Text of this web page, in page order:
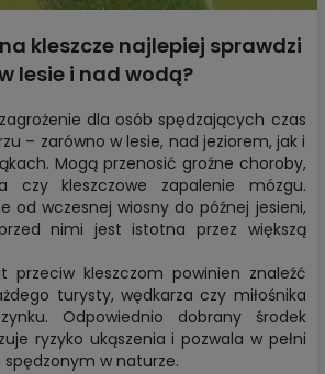
kleszcze najlepiej sprawdzi
lesie i nad wodą?
dla osób spędzających czas
– zarówno w lesie, nad jeziorem, jak i
Mogą przenosić groźne choroby,
czy kleszczowe zapalenie mózgu.
od wczesnej wiosny do późnej jesieni,
nimi jest istotna przez większą
przeciw kleszczom powinien znaleźć
turysty, wędkarza czy miłośnika
Odpowiednio dobrany środek
ryzyko ukąszenia i pozwala w pełni
w naturze.